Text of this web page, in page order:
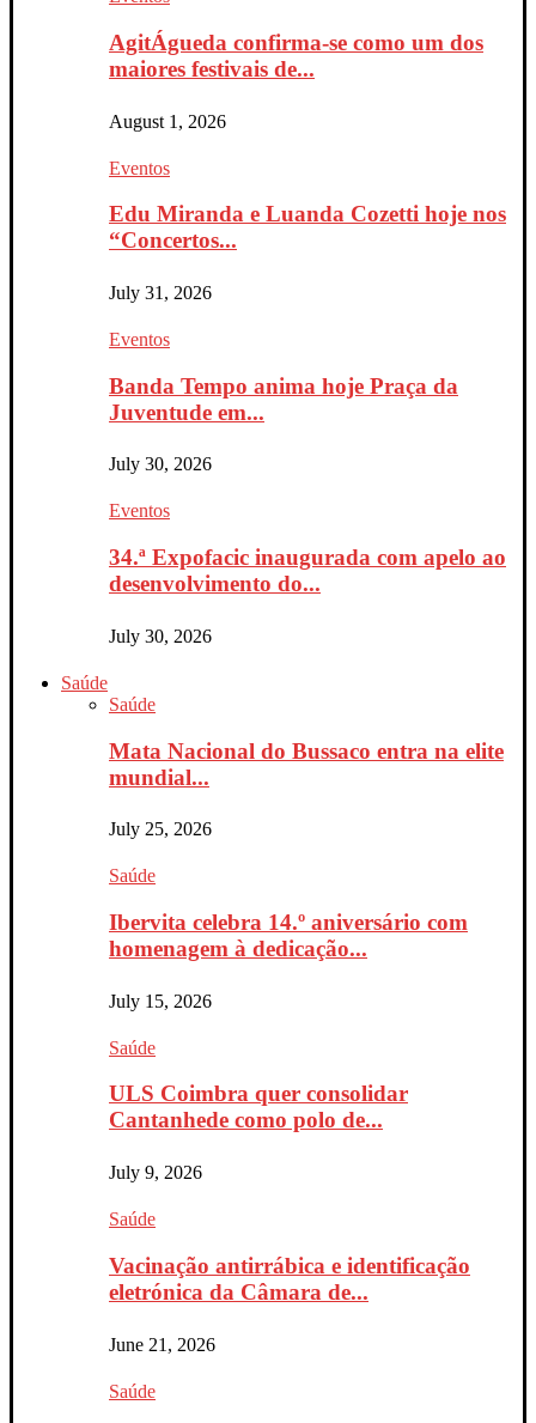
AgitÁgueda confirma-se como um dos
maiores festivais de...
August 1, 2026
Eventos
Edu Miranda e Luanda Cozetti hoje nos
“Concertos...
July 31, 2026
Eventos
Banda Tempo anima hoje Praça da
Juventude em...
July 30, 2026
Eventos
34.ª Expofacic inaugurada com apelo ao
desenvolvimento do...
July 30, 2026
Saúde
Saúde
Mata Nacional do Bussaco entra na elite
mundial...
July 25, 2026
Saúde
Ibervita celebra 14.º aniversário com
homenagem à dedicação...
July 15, 2026
Saúde
ULS Coimbra quer consolidar
Cantanhede como polo de...
July 9, 2026
Saúde
Vacinação antirrábica e identificação
eletrónica da Câmara de...
June 21, 2026
Saúde